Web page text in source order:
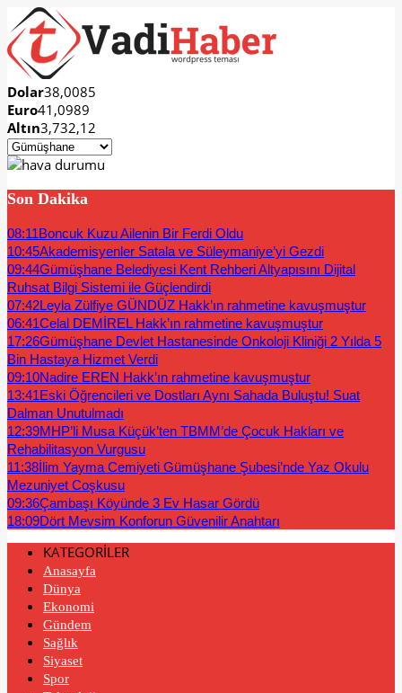
Dolar38,0085
Euro41,0989
Altın3,732,12
Son Dakika
08:11Boncuk Kuzu Ailenin Bir Ferdi Oldu
10:45Akademisyenler Satala ve Süleymaniye’yi Gezdi
09:44Gümüşhane Belediyesi Kent Rehberi Altyapısını Dijital
Ruhsat Bilgi Sistemi ile Güçlendirdi
07:42Leyla Zülfiye GÜNDÜZ Hakk’ın rahmetine kavuşmuştur
06:41Celal DEMİREL Hakk’ın rahmetine kavuşmuştur
17:26Gümüşhane Devlet Hastanesinde Onkoloji Kliniği 2 Yılda 5
Bin Hastaya Hizmet Verdi
09:10Nadire EREN Hakk’ın rahmetine kavuşmuştur
13:41Eski Öğrencileri ve Dostları Aynı Sahada Buluştu! Suat
Dalman Unutulmadı
12:39MHP’li Musa Küçük’ten TBMM’de Çocuk Hakları ve
Rehabilitasyon Vurgusu
11:38İlim Yayma Cemiyeti Gümüşhane Şubesi’nde Yaz Okulu
Mezuniyet Coşkusu
09:36Çambaşı Köyünde 3 Ev Hasar Gördü
18:09Dört Mevsim Konforun Güvenilir Anahtarı
KATEGORİLER
Anasayfa
Dünya
Ekonomi
Gündem
Sağlık
Siyaset
Spor